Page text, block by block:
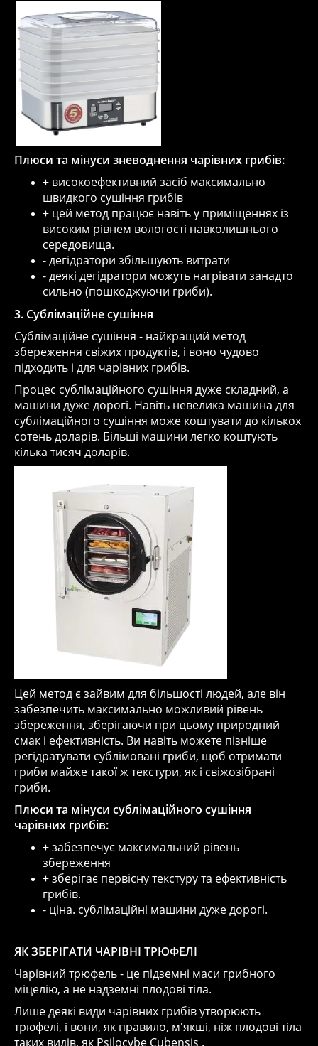
Плюси та мінуси зневоднення чарівних грибів:
+ високоефективний засіб максимально
швидкого сушіння грибів
+ цей метод працює навіть у приміщеннях із
високим рівнем вологості навколишнього
середовища.
- дегідратори збільшують витрати
- деякі дегідратори можуть нагрівати занадто
сильно (пошкоджуючи гриби).
3. Сублімаційне сушіння
Сублімаційне сушіння - найкращий метод
збереження свіжих продуктів, і воно чудово
підходить і для чарівних грибів.
Процес сублімаційного сушіння дуже складний, а
машини дуже дорогі. Навіть невелика машина для
сублімаційного сушіння може коштувати до кількох
сотень доларів. Більші машини легко коштують
кілька тисяч доларів.
Цей метод є зайвим для більшості людей, але він
забезпечить максимально можливий рівень
збереження, зберігаючи при цьому природний
смак і ефективність. Ви навіть можете пізніше
регідратувати сублімовані гриби, щоб отримати
гриби майже такої ж текстури, як і свіжозібрані
гриби.
Плюси та мінуси сублімаційного сушіння
чарівних грибів:
+ забезпечує максимальний рівень
збереження
+ зберігає первісну текстуру та ефективність
грибів.
- ціна. сублімаційні машини дуже дорогі.
ЯК ЗБЕРІГАТИ ЧАРІВНІ ТРЮФЕЛІ
Чарівний трюфель - це підземні маси грибного
міцелію, а не надземні плодові тіла.
Лише деякі види чарівних грибів утворюють
трюфелі, і вони, як правило, м'якші, ніж плодові тіла
таких видів, як Psilocybe Cubensis .